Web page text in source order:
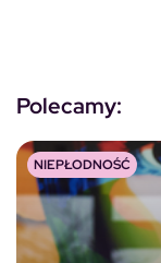
Polecamy:
NIEPŁODNOŚĆ